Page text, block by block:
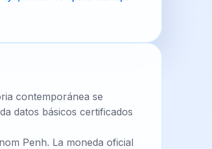
contemporánea se
datos básicos certificados
Penh. La moneda oficial